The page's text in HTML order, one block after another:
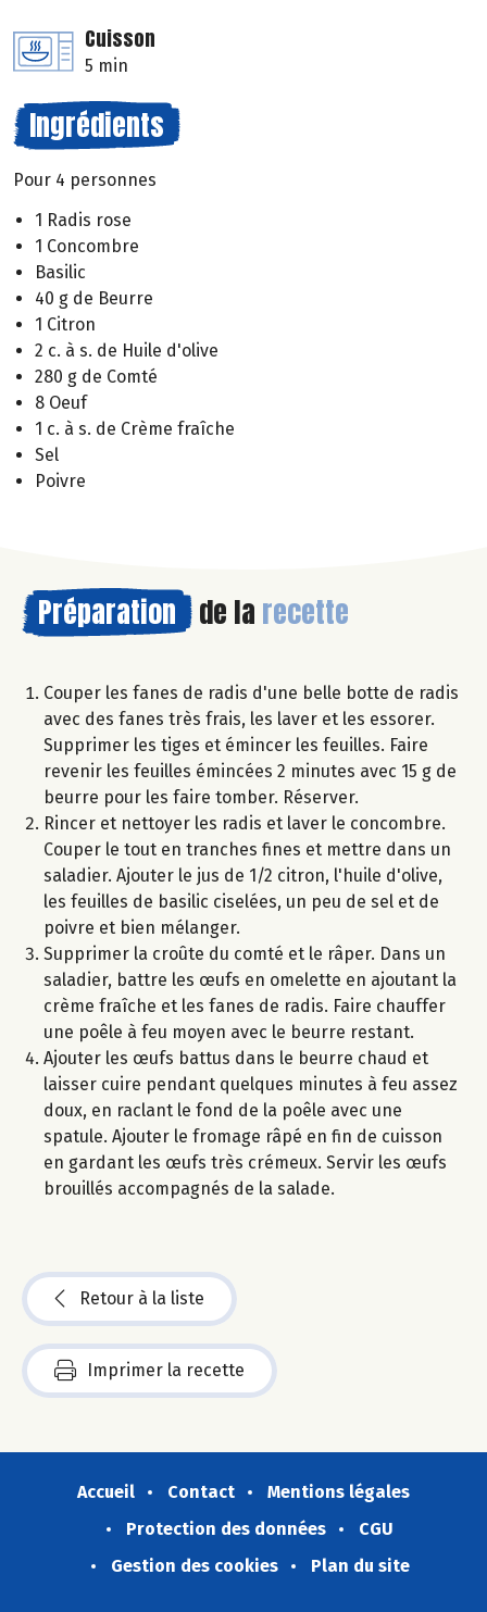
Cuisson
5 min
Ingrédients
Pour 4 personnes
1 Radis rose
1 Concombre
Basilic
40 g de Beurre
1 Citron
2 c. à s. de Huile d'olive
280 g de Comté
8 Oeuf
1 c. à s. de Crème fraîche
Sel
Poivre
Préparation de la recette
Couper les fanes de radis d'une belle botte de radis
avec des fanes très frais, les laver et les essorer.
Supprimer les tiges et émincer les feuilles. Faire
revenir les feuilles émincées 2 minutes avec 15 g de
beurre pour les faire tomber. Réserver.
Rincer et nettoyer les radis et laver le concombre.
Couper le tout en tranches fines et mettre dans un
saladier. Ajouter le jus de 1/2 citron, l'huile d'olive,
les feuilles de basilic ciselées, un peu de sel et de
poivre et bien mélanger.
Supprimer la croûte du comté et le râper. Dans un
saladier, battre les œufs en omelette en ajoutant la
crème fraîche et les fanes de radis. Faire chauffer
une poêle à feu moyen avec le beurre restant.
Ajouter les œufs battus dans le beurre chaud et
laisser cuire pendant quelques minutes à feu assez
doux, en raclant le fond de la poêle avec une
spatule. Ajouter le fromage râpé en fin de cuisson
en gardant les œufs très crémeux. Servir les œufs
brouillés accompagnés de la salade.
Retour à la liste
Imprimer la recette
Accueil Contact
Mentions légales
Protection des données
CGU
Gestion des cookies
Plan du site